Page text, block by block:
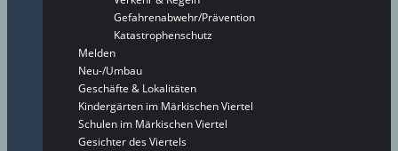
Gefahrenabwehr/Prävention
Katastrophenschutz
Melden
Neu-/Umbau
Geschäfte & Lokalitäten
Kindergärten im Märkischen Viertel
Schulen im Märkischen Viertel
Gesichter des Viertels